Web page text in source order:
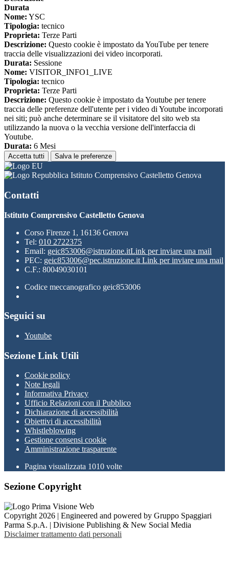
Durata
Nome: YSC
Tipologia: tecnico
Proprieta: Terze Parti
Descrizione: Questo cookie è impostato da YouTube per tenere
traccia delle visualizzazioni dei video incorporati.
Durata: Sessione
Nome: VISITOR_INFO1_LIVE
Tipologia: tecnico
Proprieta: Terze Parti
Descrizione: Questo cookie è impostato da Youtube per tenere
traccia delle preferenze dell'utente per i video di Youtube incorporati
nei siti; può anche determinare se il visitatore del sito web sta
utilizzando la nuova o la vecchia versione dell'interfaccia di
Youtube.
Durata: 6 Mesi
Accetta tutti Salva le preferenze
Istituto Comprensivo Castelletto Genova
Contatti
Istituto Comprensivo Castelletto Genova
Corso Firenze 1, 16136 Genova
Tel: 010 2722375
Email: geic853006@istruzione.itLink per inviare una mail
PEC: geic853006@pec.istruzione.it Link per inviare una mail
C.F.: 80049030101
Codice meccanografico geic853006
Seguici su
Youtube
Sezione Link Utili
Cookie policy
Note legali
Informativa Privacy
Ufficio Relazioni con il Pubblico
Dichiarazione di accessibilità
Obiettivi di accessibilità
Whistleblowing
Gestione consensi cookie
Amministrazione trasparente
Pagina visualizzata 1010 volte
Sezione Copyright
Copyright 2026 | Engineered and powered by Gruppo Spaggiari
Parma S.p.A. | Divisione Publishing & New Social Media
Disclaimer trattamento dati personali